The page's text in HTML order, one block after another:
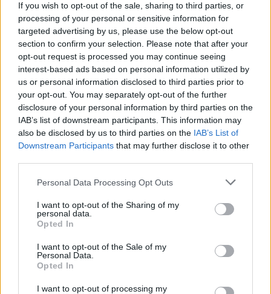
If you wish to opt-out of the sale, sharing to third parties, or
processing of your personal or sensitive information for
targeted advertising by us, please use the below opt-out
section to confirm your selection. Please note that after your
opt-out request is processed you may continue seeing
interest-based ads based on personal information utilized by
us or personal information disclosed to third parties prior to
your opt-out. You may separately opt-out of the further
disclosure of your personal information by third parties on the
IAB’s list of downstream participants. This information may
also be disclosed by us to third parties on the IAB’s List of
Downstream Participants that may further disclose it to other
Please note that this website/app uses one or more Google
not limited to your visit or usage behaviour. You may click to
grant or deny consent to Google and its third-party tags to
use your data for below specified purposes in below Google
consent section.
Personal Data Processing Opt Outs
I want to opt-out of the Sharing of my
personal data.
Opted In
I want to opt-out of the Sale of my
Personal Data.
Opted In
I want to opt-out of processing my
θεσμού.
Α1 ΓΥΝΑΙΚΩΝ 05/11/2014
Οι κορυφαίες της Α1 των γυναικών έπειτα από την
ολοκλήρωση των 4
Ομοσπονδία με την ΑΕΚ και τον Πανναξιακό να έχουν την